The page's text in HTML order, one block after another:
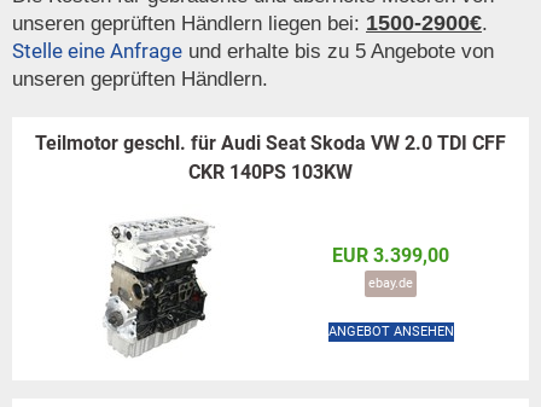
unseren geprüften Händlern liegen bei: 1500-2900€.
Stelle eine Anfrage und erhalte bis zu 5 Angebote von
unseren geprüften Händlern.
Teilmotor geschl. für Audi Seat Skoda VW 2.0 TDI CFF
CKR 140PS 103KW
EUR 3.399,00
ebay.de
ANGEBOT ANSEHEN